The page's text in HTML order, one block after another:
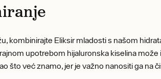
kombinirajte Eliksir mladosti s našom
upotrebom hijaluronska kiselina
što već znamo, jer je važno nanositi ga na